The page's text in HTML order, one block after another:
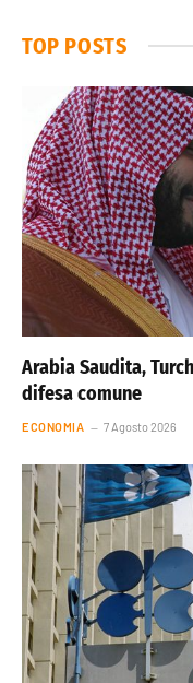
TOP POSTS
Arabia Saudita,
difesa comune
ECONOMIA 7 Agosto 2026